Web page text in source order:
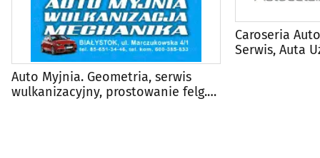
Auto Myjnia. Geometria, serwis
wulkanizacyjny, prostowanie felg.
Caroseria
Serwis, Auta